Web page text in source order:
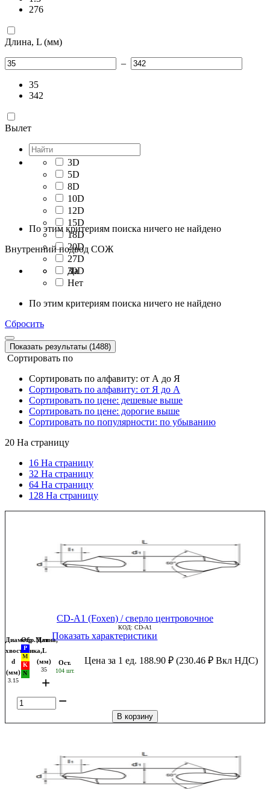
276
Длина, L (мм)
–
35
342
Вылет
3D
5D
8D
10D
12D
15D
18D
20D
27D
30D
По этим критериям поиска ничего не найдено
Внутренний подвод СОЖ
Да
Нет
По этим критериям поиска ничего не найдено
Сбросить
Показать результаты (1488)
Сортировать по
Сортировать по алфавиту: от А до Я
Сортировать по алфавиту: от Я до А
Сортировать по цене: дешевые выше
Сортировать по цене: дорогие выше
Сортировать по популярности: по убыванию
20 На страницу
16 На страницу
32 На страницу
64 На страницу
128 На страницу
CD-A1 (Foxen) / сверло центровочное
КОД: CD-A1
Диаметр
хвостовика,
d
(мм)
3.15
Обр.МатДлина,
L
(мм)
35
Показать характеристики
Ост.
104 шт.
Цена за 1 ед. 188.90 ₽ (230.46 ₽ Вкл НДС)
+
−
В корзину